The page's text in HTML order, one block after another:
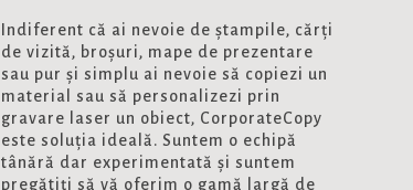
Indiferent că ai nevoie de ștampile, cărți
de vizită, broșuri, mape de prezentare
sau pur și simplu ai nevoie să copiezi un
material sau să personalizezi prin
gravare laser un obiect, CorporateCopy
este soluția ideală. Suntem o echipă
tânără dar experimentată și suntem
pregătiți să vă oferim o gamă largă de